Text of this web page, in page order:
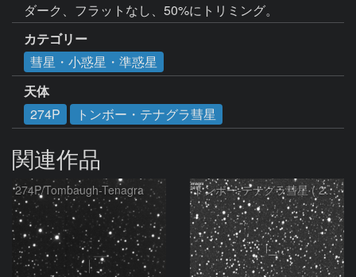
ダーク、フラットなし、50%にトリミング。
カテゴリー
彗星・小惑星・準惑星
天体
274P
トンボー・テナグラ彗星
関連作品
274P/Tombaugh-Tenagra トンボー-テナグラ彗星 ( 274P )：2021/01/28